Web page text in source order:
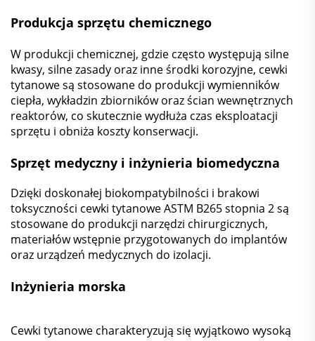
Produkcja sprzętu chemicznego
W produkcji chemicznej, gdzie często występują silne
kwasy, silne zasady oraz inne środki korozyjne, cewki
tytanowe są stosowane do produkcji wymienników
ciepła, wykładzin zbiorników oraz ścian wewnętrznych
reaktorów, co skutecznie wydłuża czas eksploatacji
sprzętu i obniża koszty konserwacji.
Sprzęt medyczny i inżynieria biomedyczna
Dzięki doskonałej biokompatybilności i brakowi
toksyczności cewki tytanowe ASTM B265 stopnia 2 są
stosowane do produkcji narzędzi chirurgicznych,
materiałów wstępnie przygotowanych do implantów
oraz urządzeń medycznych do izolacji.
Inżynieria morska
Cewki tytanowe charakteryzują się wyjątkowo wysoką